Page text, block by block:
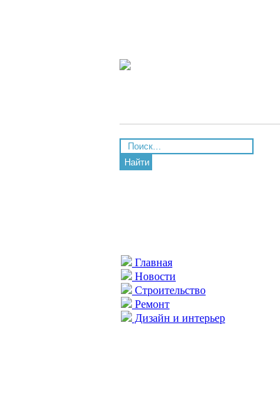
Найти
Главная
Новости
Строительство
Ремонт
Дизайн и интерьер